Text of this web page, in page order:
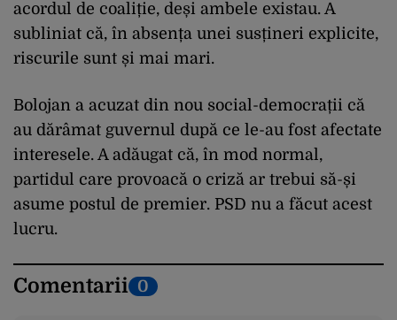
acordul de coaliție, deși ambele existau. A
subliniat că, în absența unei susțineri explicite,
riscurile sunt și mai mari.
Bolojan a acuzat din nou social-democrații că
au dărâmat guvernul după ce le-au fost afectate
interesele. A adăugat că, în mod normal,
partidul care provoacă o criză ar trebui să-și
asume postul de premier. PSD nu a făcut acest
lucru.
Comentarii 0